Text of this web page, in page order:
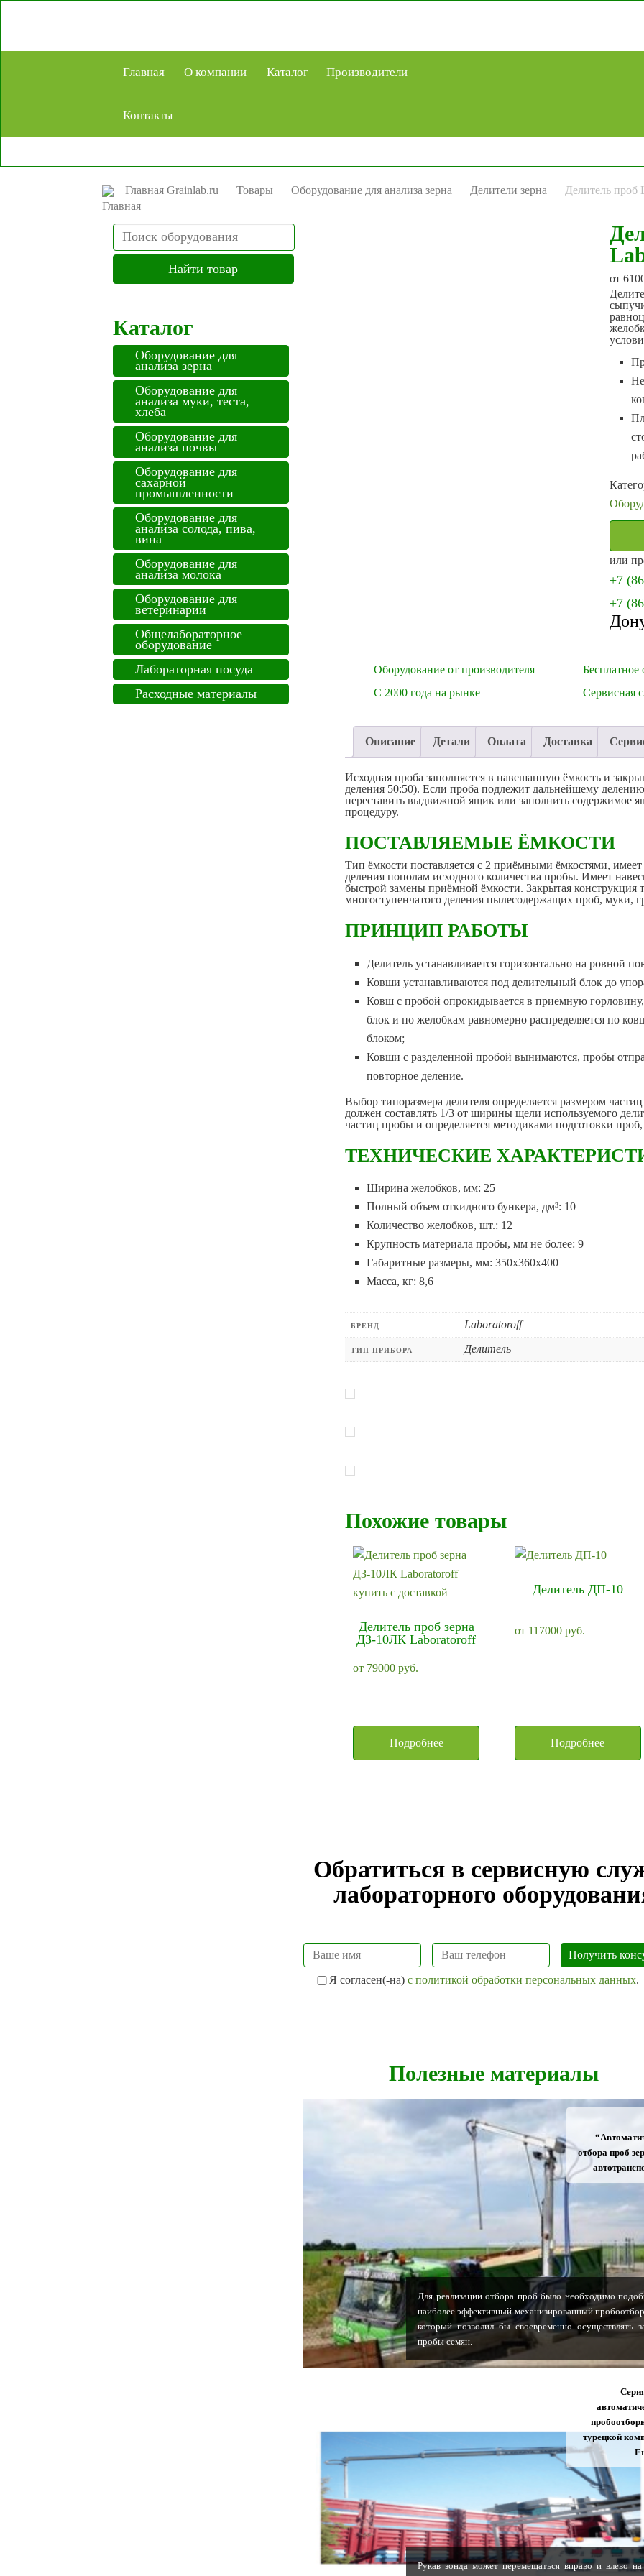
Главная О компании Каталог Производители
Контакты
Главная Grainlab.ru Товары Оборудование для анализа зерна Делители зерна Делитель
от
или
+7
+7
Оборудование от производителя Бесплатное
С 2000 года на рынке
Сервисная
Описание Детали Оплата Доставка
Исходная проба заполняется в навешанную ёмкость и
деления 50:50). Если проба подлежит дальнейшему
переставить выдвижной ящик или заполнить содержимое
процедуру.
ПОСТАВЛЯЕМЫЕ ЁМКОСТИ
Тип ёмкости поставляется с 2 приёмными ёмкостями,
деления пополам исходного количества пробы. Имеет
быстрой замены приёмной ёмкости. Закрытая конструкция
многоступенчатого деления пылесодержащих проб, муки,
ПРИНЦИП РАБОТЫ
Делитель устанавливается горизонтально на ровной
Ковши устанавливаются под делительный блок до
Ковш с пробой опрокидывается в приемную
блок и по желобкам равномерно распределяется по
блоком;
Ковши с разделенной пробой вынимаются, пробы
повторное деление.
Выбор типоразмера делителя определяется размером
должен составлять 1/3 от ширины щели используемого
частиц пробы и определяется методиками подготовки
ТЕХНИЧЕСКИЕ
Ширина желобков, мм: 25
Полный объем откидного бункера, дм3: 10
Количество желобков, шт.: 12
Крупность материала пробы, мм не более: 9
Габаритные размеры, мм: 350х360х400
Масса, кг: 8,6
БРЕНД Laboratoroff
ТИП ПРИБОРА Делитель
Похожие товары
Делитель проб зерна
ДЗ-10ЛК Laboratoroff
от 79000 руб.
Подробнее
Делитель ДП-10
от 117000 руб.
Подробнее
Search
Каталог
Оборудование для
анализа зерна
Оборудование для
анализа муки, теста,
хлеба
Оборудование для
анализа почвы
Оборудование для
сахарной
промышленности
Оборудование для
анализа солода, пива,
вина
Оборудование для
анализа молока
Оборудование для
ветеринарии
Общелабораторное
оборудование
Лабораторная посуда
Расходные материалы
Обратиться в сервисную
лабораторного
Я согласен(-на) с политикой обработки персональных данных.
Полезные материалы
отбора проб
Для реализации отбора проб было необходимо
наиболее эффективный механизированный
который позволил бы своевременно осуществлять
пробы семян.
турецкой
Рукав зонда может перемещаться вправо и влево